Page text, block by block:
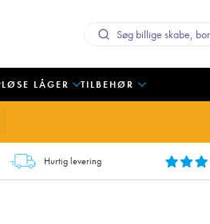
LØSE LÅGER TILBEHØR
Hurtig levering